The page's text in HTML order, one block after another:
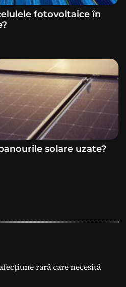
fotovoltaice în
solare uzate?
rară care necesită